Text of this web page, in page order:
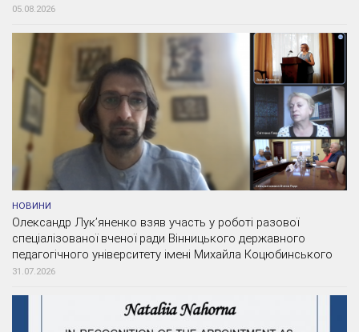
05.08.2026
НОВИНИ
Олександр Лук’яненко взяв участь у роботі разової
спеціалізованої вченої ради Вінницького державного
педагогічного університету імені Михайла Коцюбинського
31.07.2026